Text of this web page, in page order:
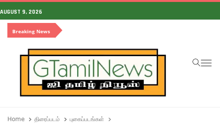
AUGUST 9, 2026
Breaking News
Home திரைப்படம்
புகைப்படங்கள்